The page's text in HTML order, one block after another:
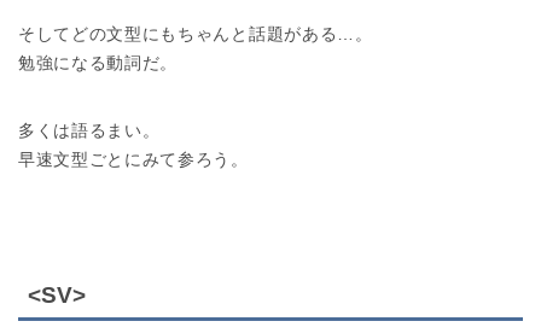
そしてどの文型にもちゃんと話題がある…。
勉強になる動詞だ。
多くは語るまい。
早速文型ごとにみて参ろう。
<SV>